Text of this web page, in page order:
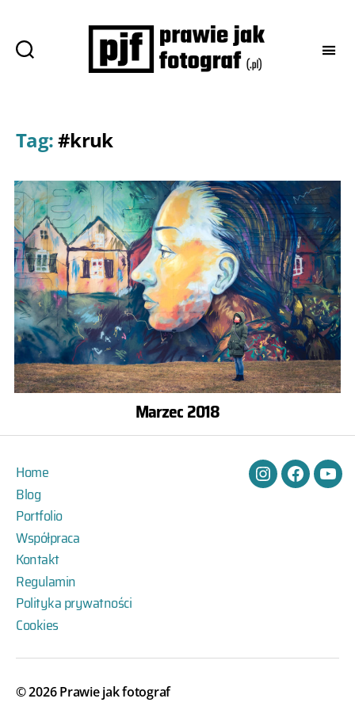
Tag:#kruk
Marzec 2018
Home
Blog
Portfolio
Współpraca
Kontakt
Regulamin
Polityka prywatności
Cookies
Instagram
Facebook
© 2026Prawie jak fotograf